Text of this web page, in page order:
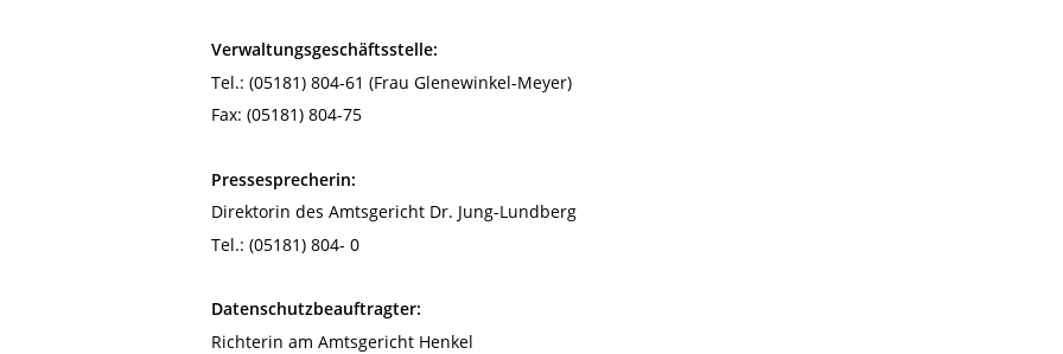
Verwaltungsgeschäftsstelle:
Tel.: (05181) 804-61 (Frau Glenewinkel-Meyer)
Fax: (05181) 804-75
Pressesprecherin:
Direktorin des Amtsgericht Dr. Jung-Lundberg
Tel.: (05181) 804- 0
Datenschutzbeauftragter:
Richterin am Amtsgericht Henkel